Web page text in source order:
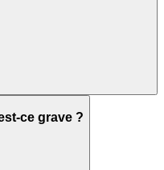
ce grave ?